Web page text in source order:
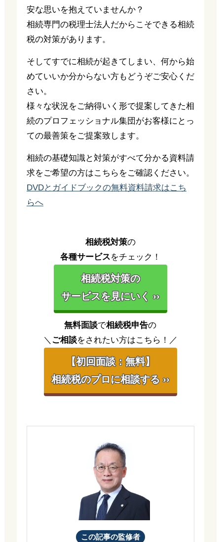
安な思いを抱えていませんか？
相続専門の税理士法人だからこそできる相続
税の対策があります。
そしてすでに相続が起きてしまい、何から始
めていいか分からない方もどうぞご安心くだ
さい。
様々な状況をご納得いく形で提案してきた相
続のプロフェッショナル集団がお客様にとっ
ての最善策をご提案致します。
相続の基礎知識と対策がすべて分かる資料請
求をご希望の方はこちらをご確認ください。
DVDとガイドブックの無料資料請求はこち
らへ
相続税対策の
各種サービスをチェック！
相続税対策の
サービスを見にいく ››
無料面談で相続税申告の
＼ ご相談をされたい方はこちら！／
【初回面談：無料】
相続税のプロに相談する ››
この記事の監修者